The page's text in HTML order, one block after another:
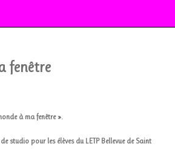
fenêtre
à ma fenêtre ».
studio pour les élèves du LETP Bellevue de Saint